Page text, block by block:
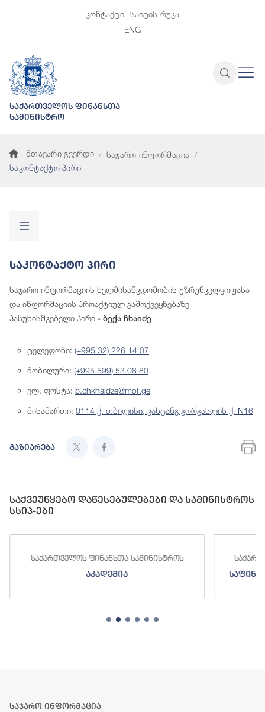
კონტაქტი
საიტის რუკა
ENG
საქართველოს ფინანსთა
სამინისტრო
მთავარი გვერდი
საჯარო ინფორმაცია
საკონტაქტო პირი
Საკონტაქტო Პირი
საჯარო ინფორმაციის ხელმისაწვდომობის უზრუნველყოფასა
და ინფორმაციის პროაქტიულ გამოქვეყნებაზე
პასუხისმგებელი პირი - ბექა ჩხაიძე
ტელეფონი: (+995 32) 226 14 07
მობილური: (+995 599) 53 08 80
ელ. ფოსტა: b.chkhaidze@mof.ge
მისამართი: 0114 ქ. თბილისი, ვახტანგ გორგასლის ქ. N16
გაზიარება
საქვეუწყებო დაწესებულებები და სამინისტროს
სსიპ-ები
საქართველოს ფინანსთა სამინისტროს
აკადემია
საჯარო ინფორმაცია